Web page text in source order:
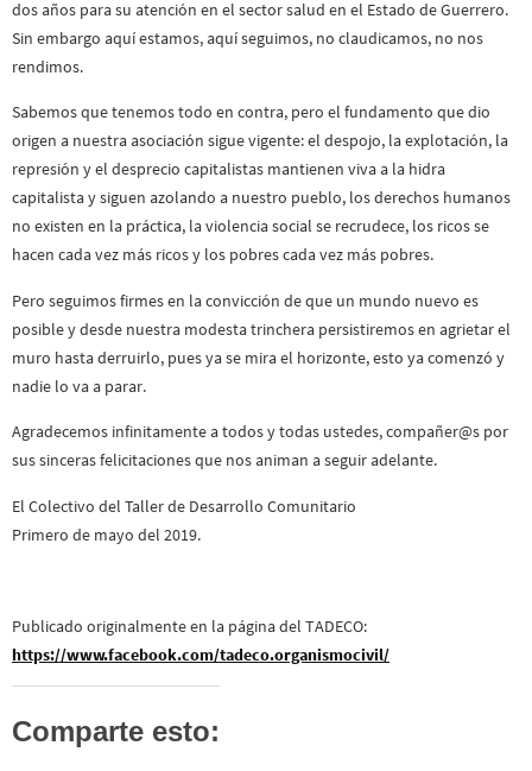
dos años para su atención en el sector salud en el Estado de Guerrero.
Sin embargo aquí estamos, aquí seguimos, no claudicamos, no nos
rendimos.
Sabemos que tenemos todo en contra, pero el fundamento que dio
origen a nuestra asociación sigue vigente: el despojo, la explotación, la
represión y el desprecio capitalistas mantienen viva a la hidra
capitalista y siguen azolando a nuestro pueblo, los derechos humanos
no existen en la práctica, la violencia social se recrudece, los ricos se
hacen cada vez más ricos y los pobres cada vez más pobres.
Pero seguimos firmes en la convicción de que un mundo nuevo es
posible y desde nuestra modesta trinchera persistiremos en agrietar el
muro hasta derruirlo, pues ya se mira el horizonte, esto ya comenzó y
nadie lo va a parar.
Agradecemos infinitamente a todos y todas ustedes, compañer@s por
sus sinceras felicitaciones que nos animan a seguir adelante.
El Colectivo del Taller de Desarrollo Comunitario
Primero de mayo del 2019.
Publicado originalmente en la página del TADECO:
https://www.facebook.com/tadeco.organismocivil/
Comparte esto: